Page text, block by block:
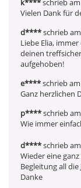
k****schrieb
Vielen Dank für
d****schrieb
Liebe Elia,
deinen
aufgehoben!
e****schrieb
Ganz herzlichen
p****schrieb
Wie immer
d****schrieb
Wieder eine
Begleitung all
Danke